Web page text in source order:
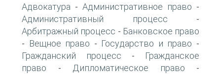
Адвокатура - Административное право -
Административный процесс -
Арбитражный процесс - Банковское право
- Вещное право - Государство и право -
Гражданский процесс -
Гражданское
право - Дипломатическое право -